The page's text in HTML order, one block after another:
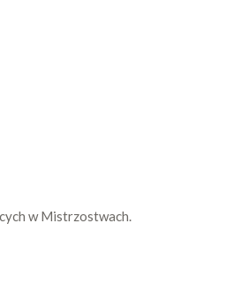
w Mistrzostwach.